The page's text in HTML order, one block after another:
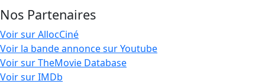
Nos Partenaires
Voir sur AllocCiné
Voir la bande annonce sur Youtube
Voir sur TheMovie Database
Voir sur IMDb